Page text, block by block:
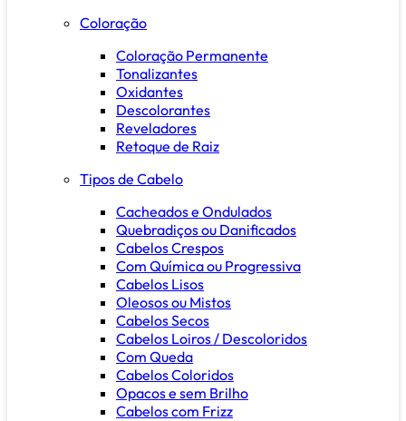
Coloração
Coloração Permanente
Tonalizantes
Oxidantes
Descolorantes
Reveladores
Retoque de Raiz
Tipos de Cabelo
Cacheados e Ondulados
Quebradiços ou Danificados
Cabelos Crespos
Com Química ou Progressiva
Cabelos Lisos
Oleosos ou Mistos
Cabelos Secos
Cabelos Loiros / Descoloridos
Com Queda
Cabelos Coloridos
Opacos e sem Brilho
Cabelos com Frizz